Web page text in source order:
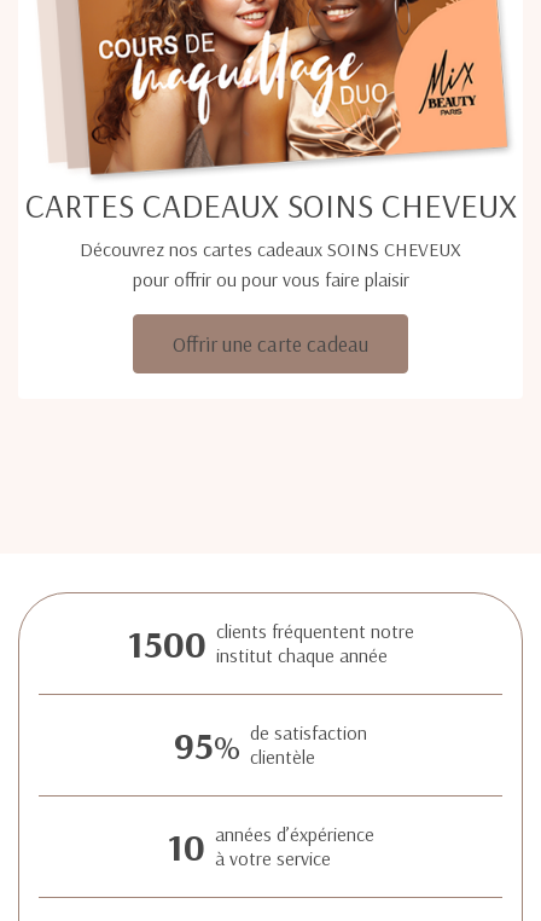
CARTES CADEAUX SOINS CHEVEUX
Découvrez nos cartes cadeaux SOINS CHEVEUX
pour offrir ou pour vous faire plaisir
Offrir une carte cadeau
1500 clients fréquentent notre
institut chaque année
95% de satisfaction
clientèle
10 années d’éxpérience
à votre service